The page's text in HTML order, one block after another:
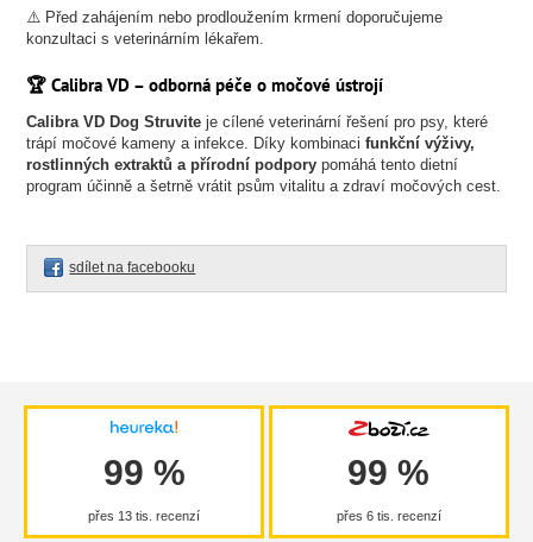
⚠️ Před zahájením nebo prodloužením krmení doporučujeme
konzultaci s veterinárním lékařem.
🏆 Calibra VD – odborná péče o močové ústrojí
Calibra VD Dog Struvite je cílené veterinární řešení pro psy, které
trápí močové kameny a infekce. Díky kombinacifunkční výživy,
rostlinných extraktů a přírodní podpory pomáhá tento dietní
program účinně a šetrně vrátit psům vitalitu a zdraví močových cest.
sdílet na facebooku
99 %
přes 13 tis. recenzí
99 %
přes 6 tis. recenzí